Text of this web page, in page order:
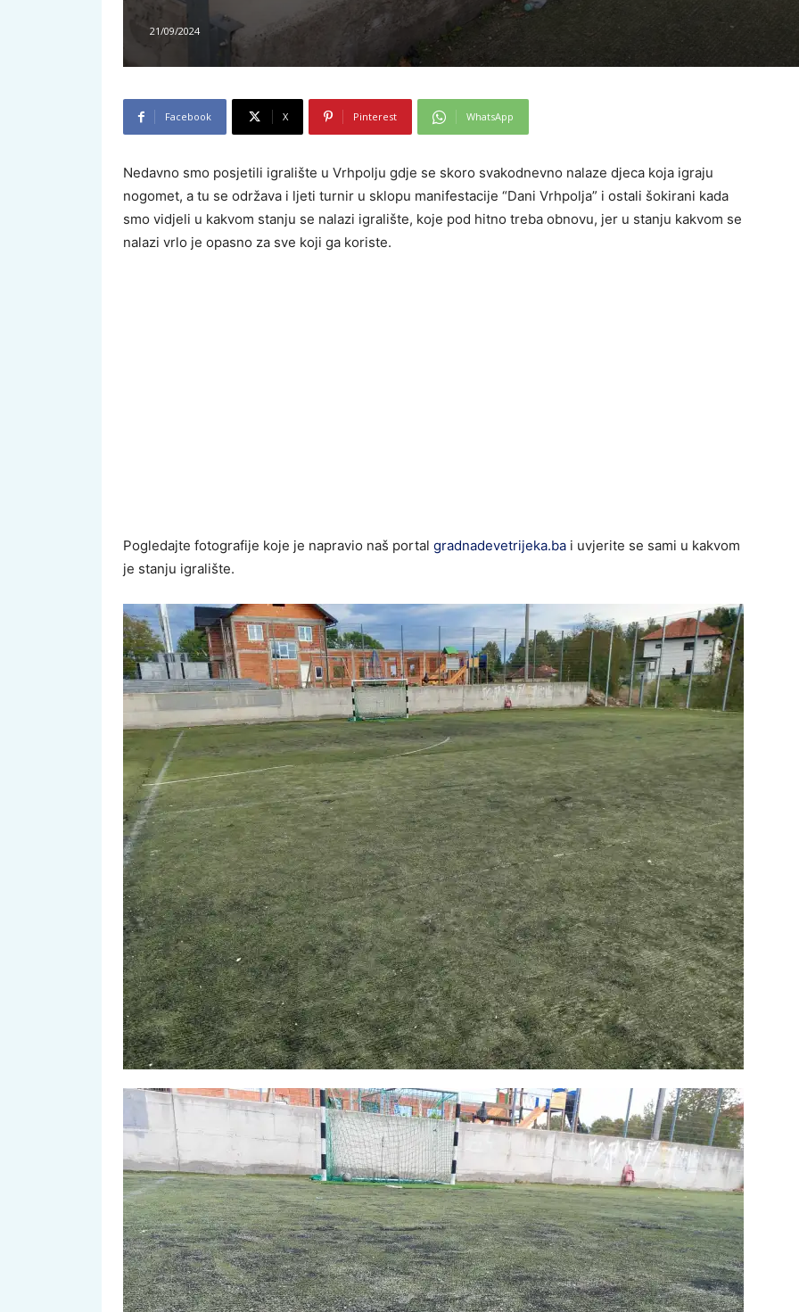
21/09/2024
Facebook X Pinterest WhatsApp
Nedavno smo posjetili igralište u Vrhpolju gdje se skoro svakodnevno nalaze djeca koja igraju
nogomet, a tu se održava i ljeti turnir u sklopu manifestacije “Dani Vrhpolja” i ostali šokirani kada
smo vidjeli u kakvom stanju se nalazi igralište, koje pod hitno treba obnovu, jer u stanju kakvom se
nalazi vrlo je opasno za sve koji ga koriste.
Pogledajte fotografije koje je napravio naš portal gradnadevetrijeka.ba i uvjerite se sami u kakvom
je stanju igralište.